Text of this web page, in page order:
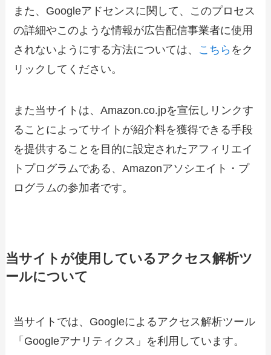
また、Googleアドセンスに関して、このプロセス
の詳細やこのような情報が広告配信事業者に使用
されないようにする方法については、 こちら をク
リックしてください。
また当サイトは、Amazon.co.jpを宣伝しリンクす
ることによってサイトが紹介料を獲得できる手段
を提供することを目的に設定されたアフィリエイ
トプログラムである、Amazonアソシエイト・プ
ログラムの参加者です。
当サイトが使用しているアクセス解析ツ
ールについて
当サイトでは、Googleによるアクセス解析ツール
「Googleアナリティクス」を利用しています。